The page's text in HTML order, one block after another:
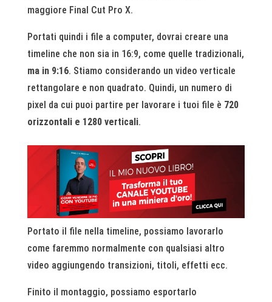
maggiore Final Cut Pro X.
Portati quindi i file a computer, dovrai creare una
timeline che non sia in 16:9, come quelle tradizionali,
ma in 9:16. Stiamo considerando un video verticale
rettangolare e non quadrato. Quindi, un numero di
pixel da cui puoi partire per lavorare i tuoi file è 720
orizzontali e 1280 verticali.
Portato il file nella timeline, possiamo lavorarlo
come faremmo normalmente con qualsiasi altro
video aggiungendo transizioni, titoli, effetti ecc.
Finito il montaggio, possiamo esportarlo